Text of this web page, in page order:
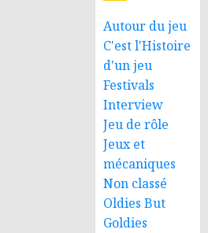
Autour du jeu
C'est l'Histoire
d'un jeu
Festivals
Interview
Jeu de rôle
Jeux et
mécaniques
Non classé
Oldies But
Goldies